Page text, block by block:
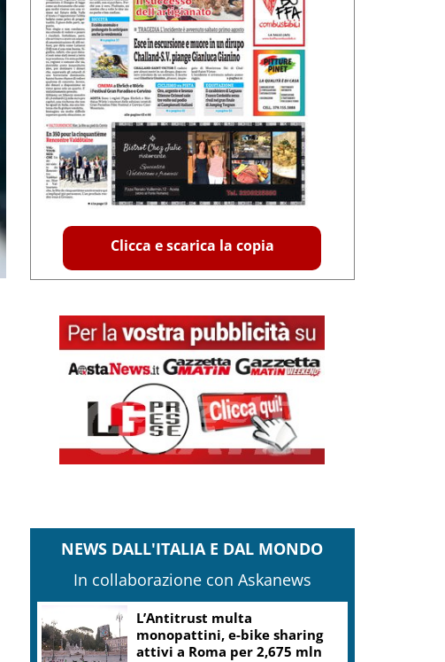
Clicca e scarica la copia
NEWS DALL'ITALIA E DAL MONDO
In collaborazione con Askanews
L’Antitrust multa
monopattini, e-bike sharing
attivi a Roma per 2,675 mln